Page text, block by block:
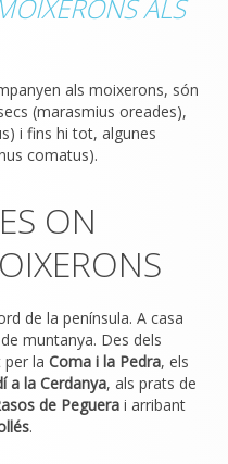
ALS
als moixerons, són
(marasmius oreades),
i fins hi tot, algunes
comatus).
ON
de la península. A casa
muntanya. Des dels
per la Coma i la Pedra, els
a la Cerdanya, als prats de
de Peguera i arribant
.